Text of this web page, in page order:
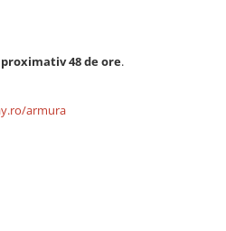
48 de ore.
armura